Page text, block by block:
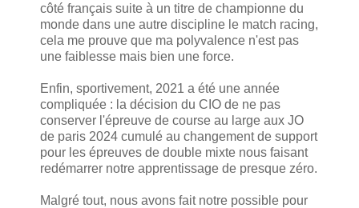
côté français suite à un titre de championne du
monde dans une autre discipline le match racing,
cela me prouve que ma polyvalence n'est pas
une faiblesse mais bien une force.
Enfin, sportivement, 2021 a été une année
compliquée : la décision du CIO de ne pas
conserver l'épreuve de course au large aux JO
de paris 2024 cumulé au changement de support
pour les épreuves de double mixte nous faisant
redémarrer notre apprentissage de presque zéro.
Malgré tout, nous avons fait notre possible pour